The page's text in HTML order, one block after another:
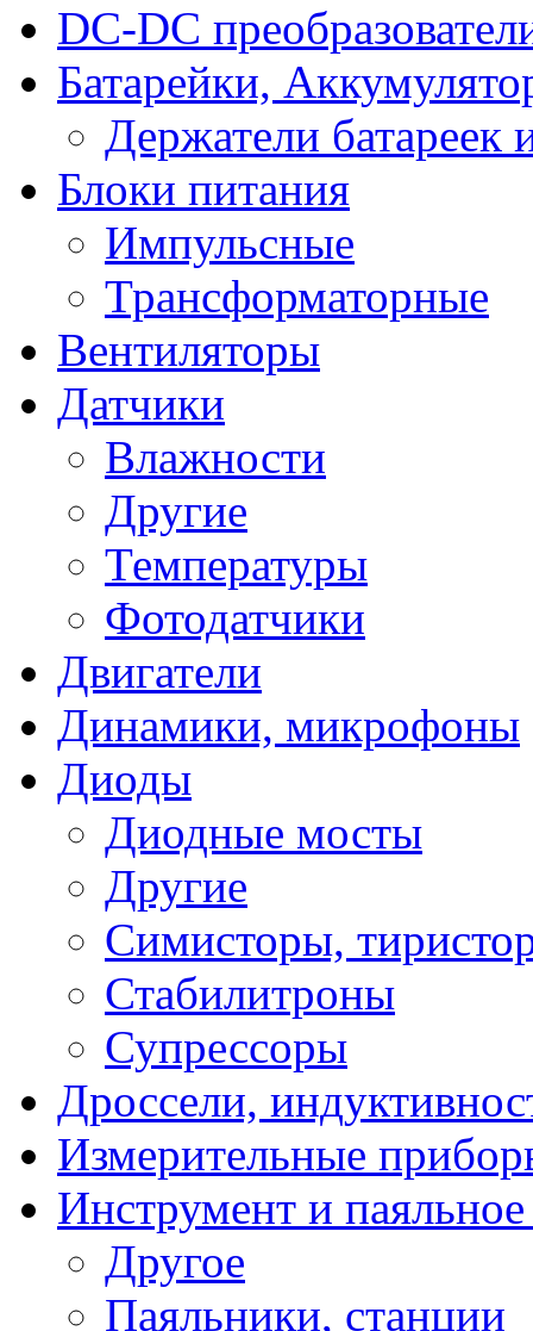
DC-DC
Батарейки,
Держатели батареек
Блоки питания
Импульсные
Трансформаторные
Вентиляторы
Датчики
Влажности
Другие
Температуры
Фотодатчики
Двигатели
Динамики, микрофоны
Диоды
Диодные мосты
Другие
Симисторы,
Стабилитроны
Супрессоры
Дроссели,
Измерительные
Инструмент и
Другое
Паяльники, станции